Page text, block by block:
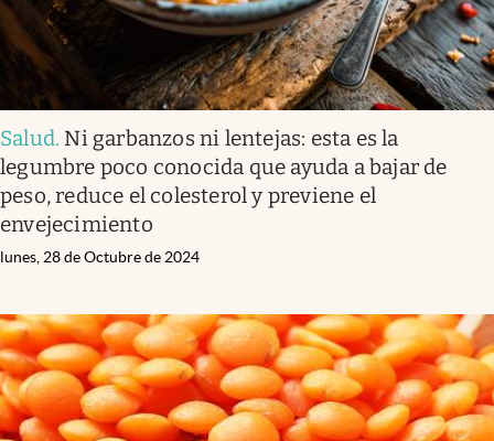
Salud. Ni garbanzos ni lentejas: esta es la
legumbre poco conocida que ayuda a bajar de
peso, reduce el colesterol y previene el
envejecimiento
lunes, 28 de Octubre de 2024